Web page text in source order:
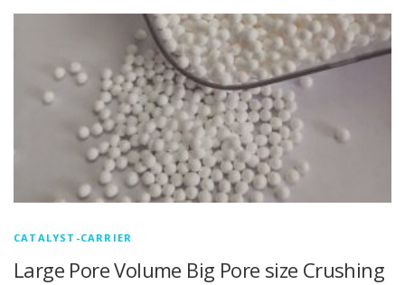
CATALYST-CARRIER
Large Pore Volume Big Pore size Crushing